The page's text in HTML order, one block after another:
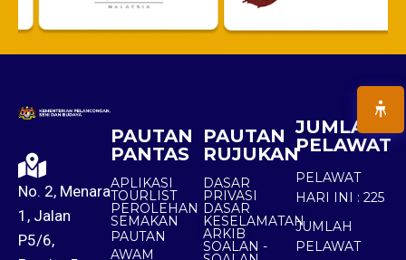
No. 2, Menara
1, Jalan
P5/6,
PAUTAN
PANTAS
APLIKASI
TOURLIST
PEROLEHAN
SEMAKAN
PAUTAN
AWAM
PAUTAN
RUJUKAN
DASAR
PRIVASI
DASAR
KESELAMATAN
ARKIB
SOALAN -
JUMLAH
PELAWAT
PELAWAT
HARI INI : 225
JUMLAH
PELAWAT